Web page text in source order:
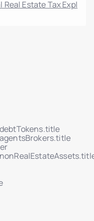
Real Estate Tax Expl